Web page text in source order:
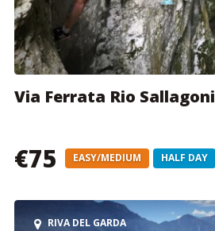
Via Ferrata Rio Sallagoni
€75 EASY/MEDIUM HALF DAY
RIVA DEL GARDA